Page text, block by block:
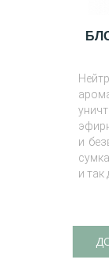
и
и так